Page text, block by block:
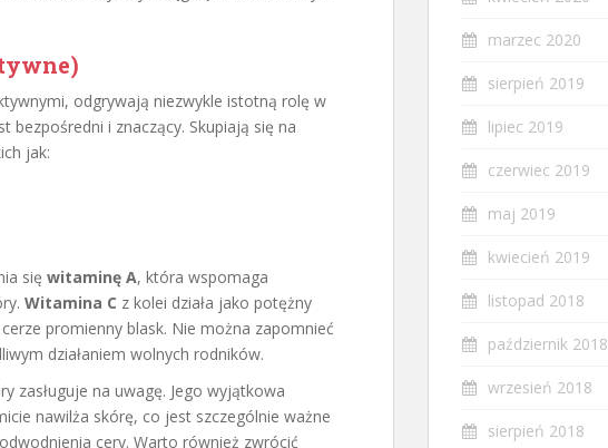
odgrywają niezwykle istotną rolę w
bezpośredni i znaczący. Skupiają się na
jak:
się witaminę A, która wspomaga
Witamina C z kolei działa jako potężny
promienny blask. Nie można zapomnieć
działaniem wolnych rodników.
zasługuje na uwagę. Jego wyjątkowa
nawilża skórę, co jest szczególnie ważne
cery. Warto również zwrócić
marzec 2020
sierpień 2019
lipiec 2019
czerwiec 2019
maj 2019
kwiecień 2019
listopad 2018
październik 2018
wrzesień 2018
sierpień 2018